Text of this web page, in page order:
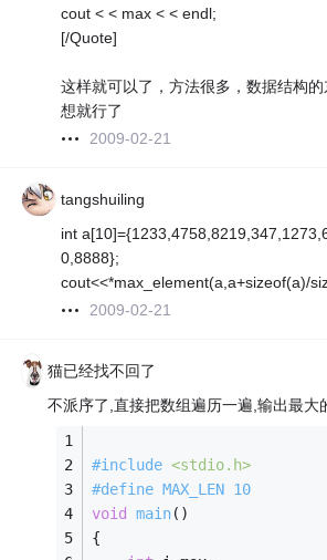
cout < < max < < endl;
[/Quote]
这样就可以了，方法很多，数据结构
想就行了
2009-02-21
tangshuiling
int
0,8888};
cout<<*max_element(a,a+sizeof(a)/
2009-02-21
猫已经找不回了
不派序了,直接把数组遍历一遍,输出最大
#include <stdio.h>
#define MAX_LEN 10
void
main()
{